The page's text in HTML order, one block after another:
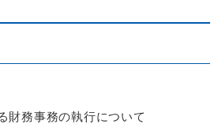
財務事務の執行について